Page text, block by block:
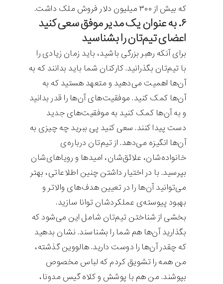
که بیش از ۳۰۰ میلیون دلار فروش ملک داشت.
۶. به عنوان یک مدیر موفق سعی کنید
اعضای تیم‌تان را بشناسید
برای آنکه رهبر بزرگی باشید، باید زمان زیادی را
با تیم‌تان بگذرانید. کارکنان شما باید بدانند که به
آن‌ها اهمیت می‌دهید و متعهد هستید که به
آن‌ها کمک کنید. موفقیت‌های آن‌ها را قدر بدانید
و به آن‌ها کمک کنید به موفقیت‌های جدید
دست پیدا کنند. سعی کنید پی ببرید چه چیزی به
آن‌ها انگیزه می‌دهد. از تیم‌تان درباره‌ی
خانواده‌شان، علائق‌شان، امیدها و رویاهای‌شان
بپرسید. با در اختیار داشتن چنین اطلاعاتی، بهتر
می‌توانید آن‌ها را در تعیین هدف‌های والاتر و
بهبود پیوسته‌ی عملکردشان توانا سازید.
بخشی از شناختن تیم‌تان شامل این می‌شود که
بگذارید آن‌ها هم شما را بشناسند. نشان‌ بدهید
که چقدر آن‌ها را دوست دارید. هالووین گذشته،
من همه را تشویق کردم که لباس مخصوص
بپوشند. من هم با پوشش و کلاه گیس مدونا،